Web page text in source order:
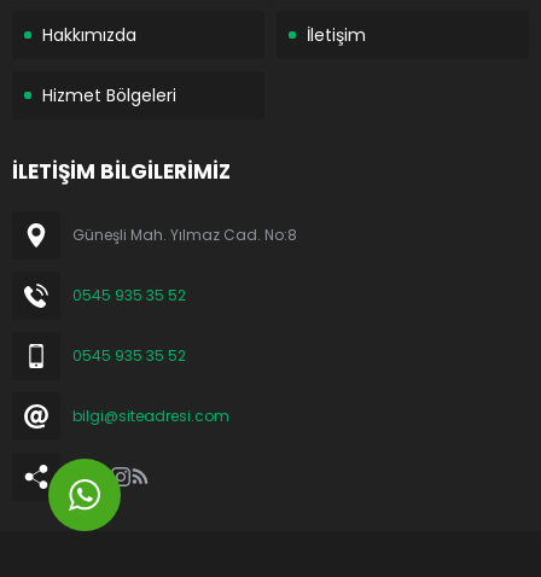
Hakkımızda İletişim
Hizmet Bölgeleri
İLETİŞİM BİLGİLERİMİZ
Güneşli Mah. Yılmaz Cad. No:8
0545 935 35 52
0545 935 35 52
bilgi@siteadresi.com